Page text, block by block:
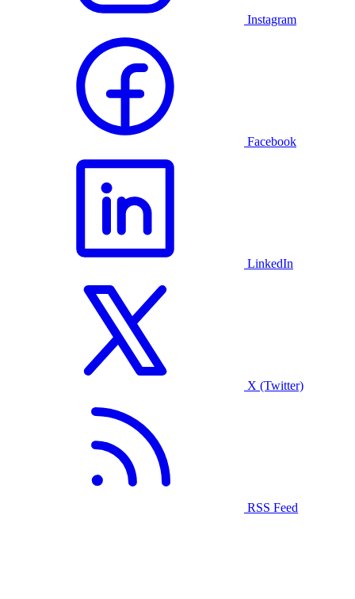
Instagram
Facebook
LinkedIn
X (Twitter)
RSS Feed